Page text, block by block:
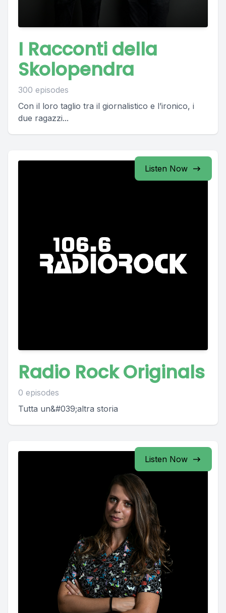
I Racconti della
Skolopendra
300 episodes
Con il loro taglio tra il giornalistico e l’ironico, i
due ragazzi...
Listen Now
Radio Rock Originals
0 episodes
Tutta un&#039;altra storia
Listen Now